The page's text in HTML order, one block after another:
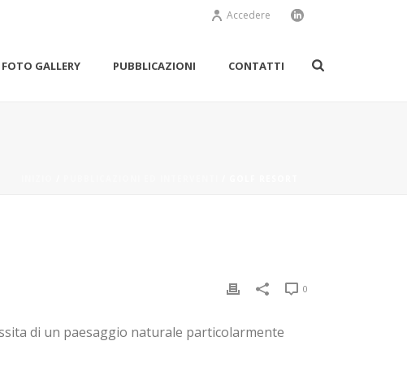
Accedere
FOTO GALLERY PUBBLICAZIONI CONTATTI
0
di un paesaggio naturale particolarmente